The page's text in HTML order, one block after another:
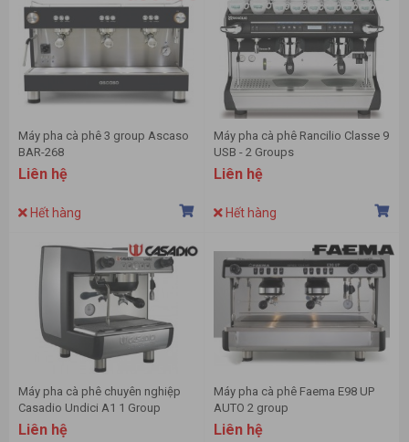
Máy pha cà phê 3 group Ascaso
BAR-268
Liên hệ
Hết hàng
Máy pha cà phê Rancilio Classe 9
USB - 2 Groups
Liên hệ
Hết hàng
Máy pha cà phê chuyên nghiệp
Casadio Undici A1 1 Group
Liên hệ
Máy pha cà phê Faema E98 UP
AUTO 2 group
Liên hệ